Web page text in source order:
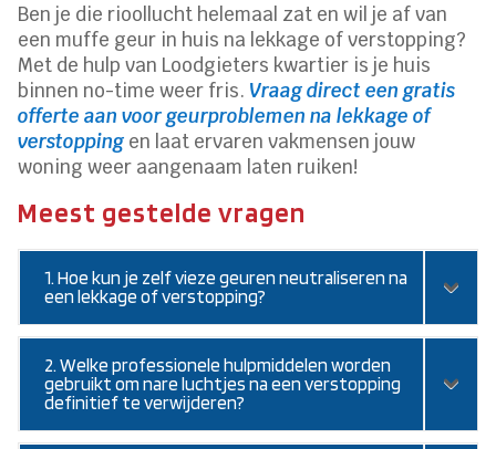
Ben je die rioollucht helemaal zat en wil je af van
een muffe geur in huis na lekkage of verstopping?
Met de hulp van Loodgieters kwartier is je huis
binnen no-time weer fris. Vraag direct een gratis
offerte aan voor geurproblemen na lekkage of
verstopping en laat ervaren vakmensen jouw
woning weer aangenaam laten ruiken!
Meest gestelde vragen
1. Hoe kun je zelf vieze geuren neutraliseren na
een lekkage of verstopping?
2. Welke professionele hulpmiddelen worden
gebruikt om nare luchtjes na een verstopping
definitief te verwijderen?